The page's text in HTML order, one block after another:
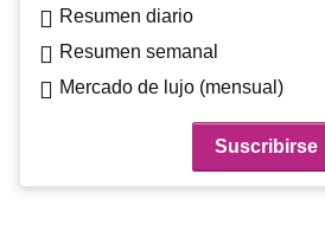
Resumen diario
Resumen semanal
Mercado de lujo (mensual)